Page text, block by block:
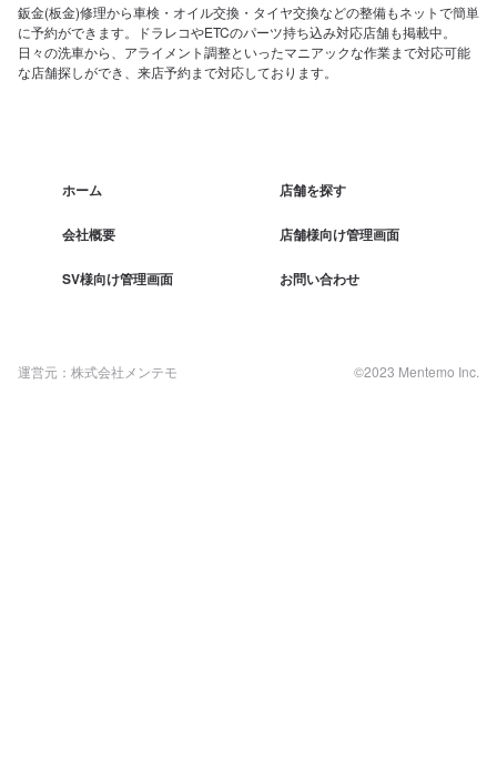
鈑金(板金)修理から車検・オイル交換・タイヤ交換などの整備もネットで簡単
に予約ができます。ドラレコやETCのパーツ持ち込み対応店舗も掲載中。
日々の洗車から、アライメント調整といったマニアックな作業まで対応可能
な店舗探しができ、来店予約まで対応しております。
ホーム 店舗を探す
会社概要 店舗様向け管理画面
SV様向け管理画面 お問い合わせ
運営元：株式会社メンテモ ©2023 Mentemo Inc.